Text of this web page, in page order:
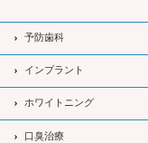
予防歯科
インプラント
ホワイトニング
口臭治療